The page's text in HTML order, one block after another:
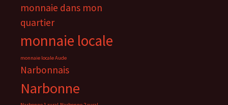
monnaie dans mon
quartier
monnaie locale
monnaie locale Aude
Narbonnais
Narbonne